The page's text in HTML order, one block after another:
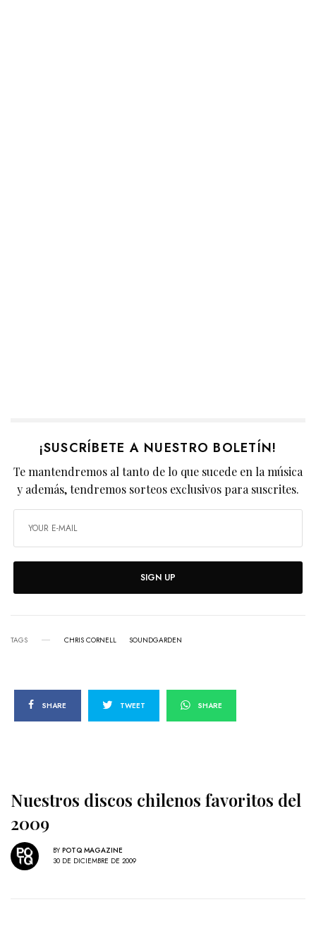
¡SUSCRÍBETE A NUESTRO BOLETÍN!
Te mantendremos al tanto de lo que sucede en la música
y además, tendremos sorteos exclusivos para suscrites.
SIGN UP
TAGS CHRIS CORNELL SOUNDGARDEN
SHARE TWEET SHARE
Nuestros discos chilenos favoritos del
2009
BY POTQ MAGAZINE
30 DE DICIEMBRE DE 2009